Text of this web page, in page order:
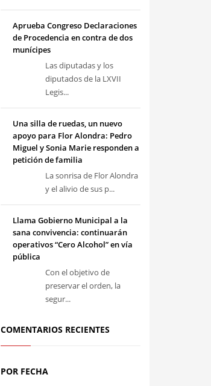
Aprueba Congreso Declaraciones
de Procedencia en contra de dos
munícipes
Las diputadas y los
diputados de la LXVII
Legis...
Una silla de ruedas, un nuevo
apoyo para Flor Alondra: Pedro
Miguel y Sonia Marie responden a
petición de familia
La sonrisa de Flor Alondra
y el alivio de sus p...
Llama Gobierno Municipal a la
sana convivencia: continuarán
operativos “Cero Alcohol” en vía
pública
Con el objetivo de
preservar el orden, la
segur...
COMENTARIOS RECIENTES
POR FECHA